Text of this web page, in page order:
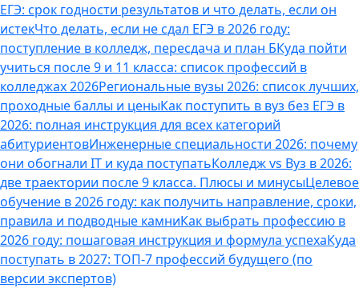
ЕГЭ: срок годности результатов и что делать, если он
истекЧто делать, если не сдал ЕГЭ в 2026 году:
поступление в колледж, пересдача и план БКуда пойти
учиться после 9 и 11 класса: список профессий в
колледжах 2026Региональные вузы 2026: список лучших,
проходные баллы и ценыКак поступить в вуз без ЕГЭ в
2026: полная инструкция для всех категорий
абитуриентовИнженерные специальности 2026: почему
они обогнали IT и куда поступатьКолледж vs Вуз в 2026:
две траектории после 9 класса. Плюсы и минусыЦелевое
обучение в 2026 году: как получить направление, сроки,
правила и подводные камниКак выбрать профессию в
2026 году: пошаговая инструкция и формула успехаКуда
поступать в 2027: ТОП-7 профессий будущего (по
версии экспертов)